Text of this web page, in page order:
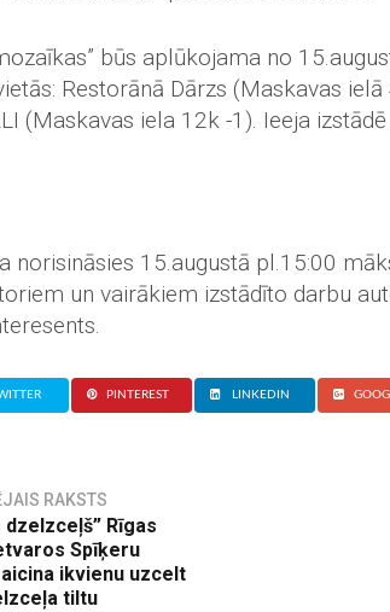
būs aplūkojama no
Restorānā Dārzs (Maskavas
(Maskavas iela 12k -1). Ieeja
norisināsies 15.augustā pl.15:00
un vairākiem izstādīto darbu
PINTEREST LINKEDIN
RAKSTS
dzelzceļš” Rīgas
Spīķeru
ikvienu uzcelt
tiltu